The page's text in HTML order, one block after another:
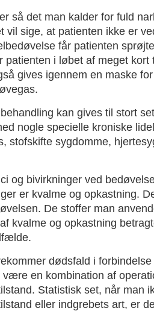
så det man kalder for fuld
vil sige, at patienten ikke er
får patienten
patienten i løbet af meget kort
gives igennem en maske
kan gives til stort
nogle specielle kroniske
stofskifte sygdomme,
og bivirkninger ved
er kvalme og opkastning.
De stoffer man
kvalme og opkastning
dødsfald i
en kombination af
Statistisk set, når man
eller indgrebets art, er